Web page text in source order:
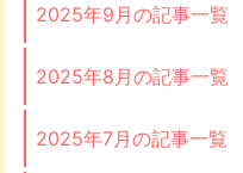
2025年9月の記事一覧
2025年8月の記事一覧
2025年7月の記事一覧